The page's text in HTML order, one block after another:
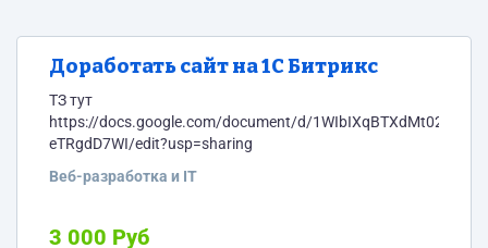
Доработать сайт на 1С Битрикс
ТЗ тут
https://docs.google.com/document/d/
eTRgdD7WI/edit?usp=sharing
Веб-разработка и IT
3 000 Руб